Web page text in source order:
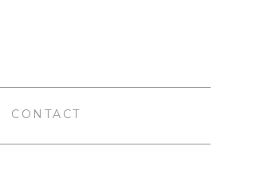
CONTACT